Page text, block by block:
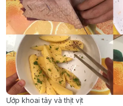
Ướp khoai tây và thịt vịt